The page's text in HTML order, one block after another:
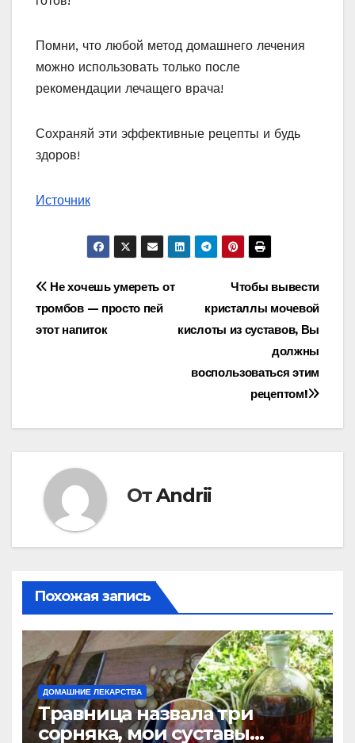
Помни, что любой метод домашнего лечения
можно использовать только после
рекомендации лечащего врача!
Сохраняй эти эффективные рецепты и будь
здоров!
Источник
Навигация
по
Чтобы вывести
кристаллы мочевой
кислоты из суставов, Вы
должны
воспользоваться этим
рецептом!
Не хочешь умереть от
тромбов — просто пей
этот напиток
ОтAndrii
Похожая запись
ДОМАШНИЕ ЛЕКАРСТВА
Травница назвала три
сорняка, мои суставы